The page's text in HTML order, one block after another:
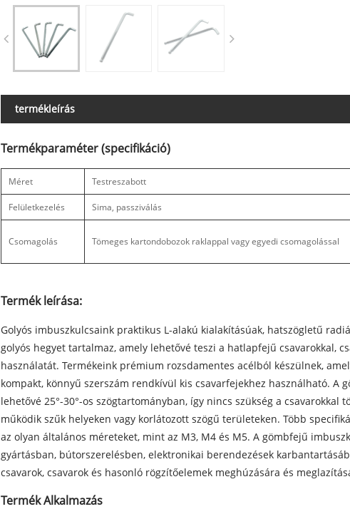
termékleírás
Termékparaméter (specifikáció)
Méret Testreszabott
Felületkezelés Sima, passziválás
Csomagolás Tömeges kartondobozok raklappal vagy egyedi csomagolással
Termék leírása:
Golyós imbuszkulcsaink praktikus L-alakú kialakításúak, hatszögletű
golyós hegyet tartalmaz, amely lehetővé teszi a hatlapfejű csavarokkal,
használatát. Termékeink prémium rozsdamentes acélból készülnek,
kompakt, könnyű szerszám rendkívül kis csavarfejekhez használható. A
lehetővé 25°-30°-os szögtartományban, így nincs szükség a
működik szűk helyeken vagy korlátozott szögű területeken. Több
az olyan általános méreteket, mint az M3, M4 és M5. A gömbfejű
gyártásban, bútorszerelésben, elektronikai berendezések
csavarok, csavarok és hasonló rögzítőelemek meghúzására és
Termék Alkalmazás